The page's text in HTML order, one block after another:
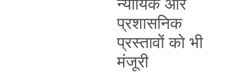
न्यायिक और
प्रशासनिक
प्रस्तावों को भी
मंजूरी